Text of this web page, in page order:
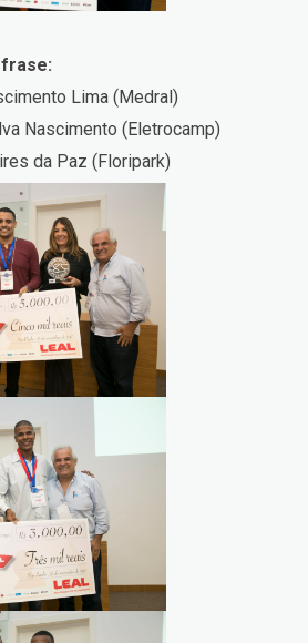
Lima (Medral)
Nascimento (Eletrocamp)
da Paz (Floripark)